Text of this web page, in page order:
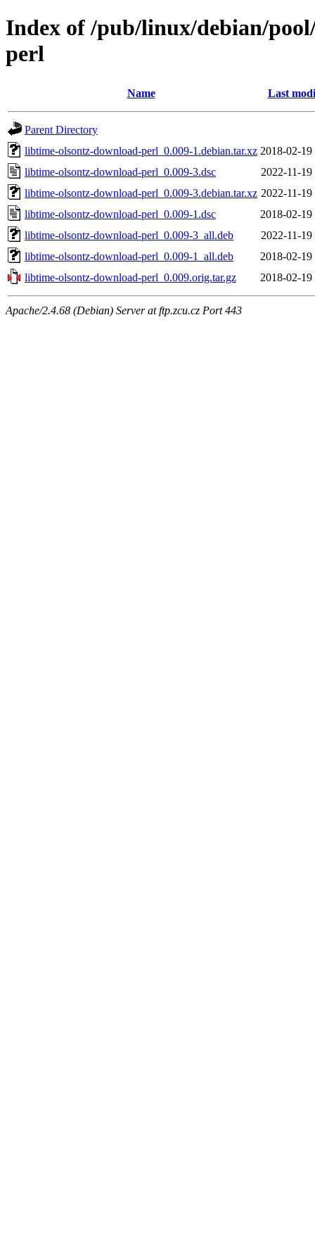
Index of /pub/linux/debian/
perl
Name Last
Parent Directory
libtime-olsontz-download-perl_0.009-1.debian.tar.xz 2018-02-19
libtime-olsontz-download-perl_0.009-3.dsc
2022-11-19
libtime-olsontz-download-perl_0.009-3.debian.tar.xz 2022-11-19
libtime-olsontz-download-perl_0.009-1.dsc
2018-02-19
libtime-olsontz-download-perl_0.009-3_all.deb
2022-11-19
libtime-olsontz-download-perl_0.009-1_all.deb
2018-02-19
libtime-olsontz-download-perl_0.009.orig.tar.gz
2018-02-19
Apache/2.4.68 (Debian) Server at ftp.zcu.cz Port 443